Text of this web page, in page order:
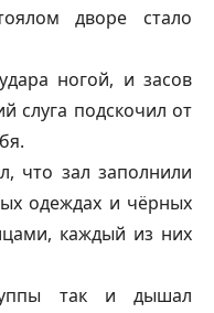
дворе стало
ногой, и засов
слуга подскочил от
что зал заполнили
одеждах и чёрных
каждый из них
так и дышал